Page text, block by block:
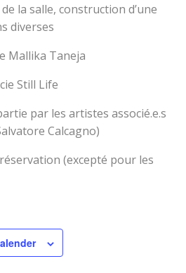
la salle, construction d’une
diverses
Mallika Taneja
Still Life
par les artistes associé.e.s
Calcagno)
(excepté pour les